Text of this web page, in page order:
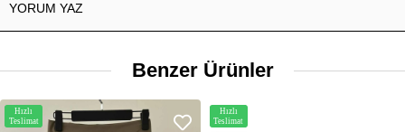
YORUM YAZ
Benzer Ürünler
Hızlı
Teslimat
Hızlı
Teslimat